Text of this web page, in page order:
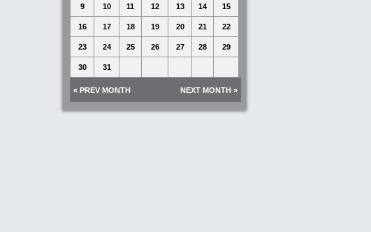
9 10 11 12 13 14 15
16 17 18 19 20 21 22
23 24 25 26 27 28 29
30 31
« PREV MONTH NEXT MONTH »